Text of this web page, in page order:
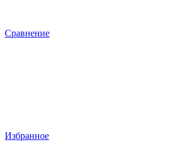
Сравнение
Избранное